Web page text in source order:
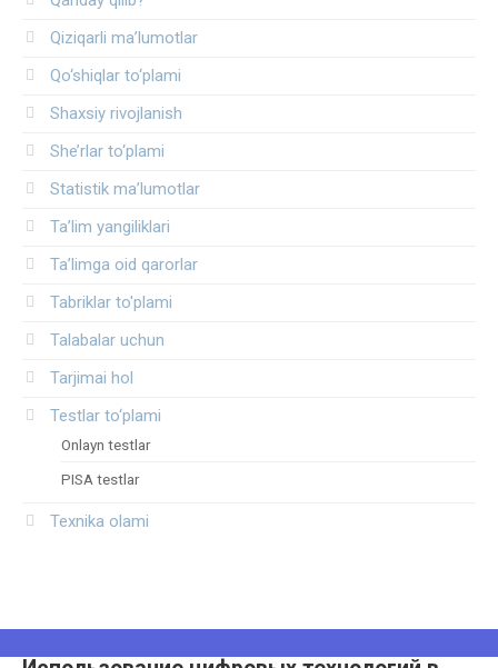
Qiziqarli ma’lumotlar
Qo‘shiqlar to‘plami
Shaxsiy rivojlanish
She’rlar to‘plami
Statistik ma’lumotlar
Ta’lim yangiliklari
Ta’limga oid qarorlar
Tabriklar to'plami
Talabalar uchun
Tarjimai hol
Testlar to‘plami
Onlayn testlar
PISA testlar
Texnika olami